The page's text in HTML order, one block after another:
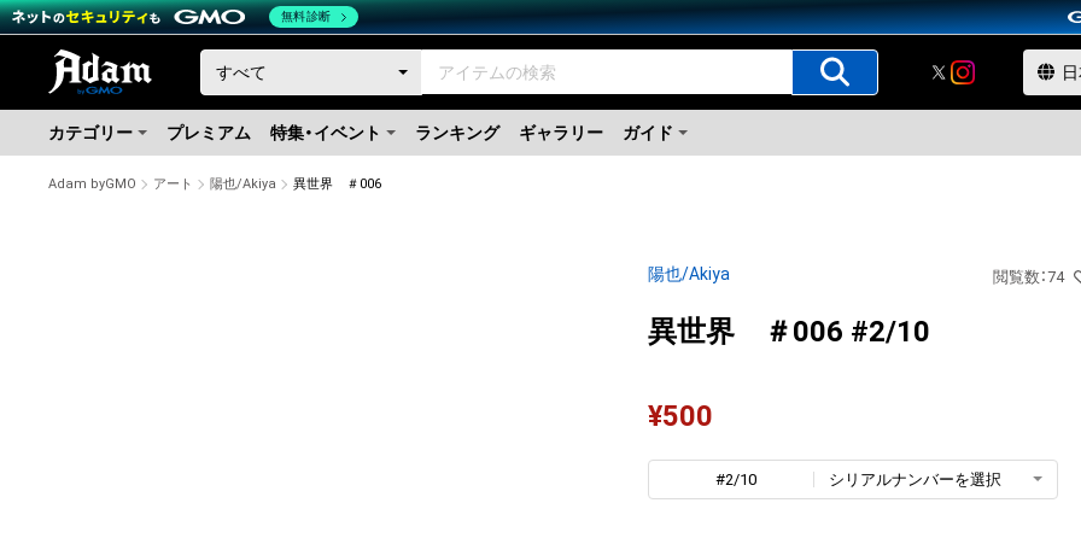
カテゴリー プレミアム 特集・イベント ランキング ギャラリー ガイド
Adam byGMO アート 陽也/Akiya 異世界 ＃006
陽也/Akiya 閲覧数 ：74
異世界 ＃006 #2/10
¥500
#2/10 シリアルナンバーを選択
無料診断